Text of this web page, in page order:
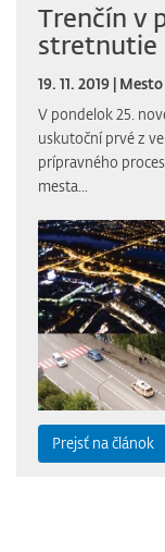
Trenčín v
stretnutie
19. 11. 2019 |
V pondelok 25.
uskutoční prvé z
prípravného
mesta...
Prejsť na článok